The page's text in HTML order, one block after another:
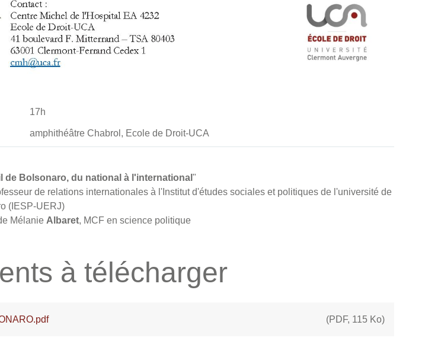
17h
amphithéâtre Chabrol, Ecole de Droit-UCA
de Bolsonaro, du national à l'international "
de relations internationales à l'Institut d'études sociales et politiques de l'université de
(IESP-UERJ)
Mélanie Albaret, MCF en science politique
à télécharger
(PDF, 115 Ko)